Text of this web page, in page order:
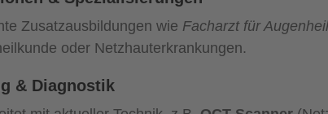
Zusatzausbildungen wie Facharzt für
oder Netzhauterkrankungen.
& Diagnostik